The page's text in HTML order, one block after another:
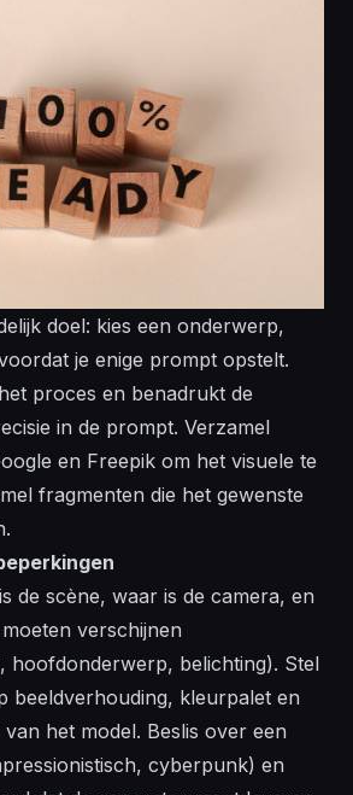
doel: kies een onderwerp,
je enige prompt opstelt.
proces en benadrukt de
in de prompt. Verzamel
en Freepik om het visuele te
fragmenten die het gewenste
de scène, waar is de camera, en
verschijnen
hoofdonderwerp, belichting). Stel
beeldverhouding, kleurpalet en
het model. Beslis over een
cyberpunk) en